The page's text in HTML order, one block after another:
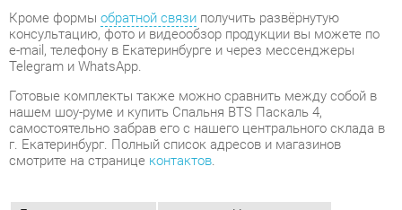
Готовые комплекты также можно сравнить между собой в
нашем шоу-руме и купить Спальня BTS Паскаль 4,
самостоятельно забрав его с нашего центрального склада в
г. Екатеринбург. Полный список адресов и магазинов
смотрите на странице
Бортик кровати
Нет
Лестница
Нет
Цвет
Дуб атланта/ясень шимо